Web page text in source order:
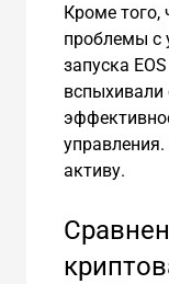
Кроме того,
проблемы с
запуска
вспыхивали
активу.